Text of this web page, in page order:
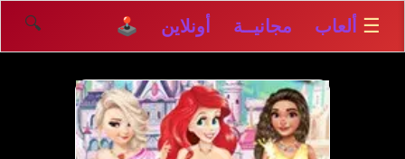
☰ ألعاب مجانيــة أونلاين 🕹️ 🔍